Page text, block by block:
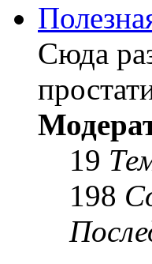
Сюда
19
198